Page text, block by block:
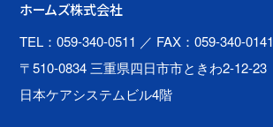
ホームズ株式会社
TEL：059-340-0511 ／ FAX：059-340-0141
〒510-0834 三重県四日市市ときわ2-12-23
日本ケアシステムビル4階